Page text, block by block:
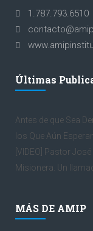
1.787.793.6510
Últimas
Antes de que Sea
los Que Aún
[VIDEO] Pastor
Misionera. Un
MÁS DE AMIP